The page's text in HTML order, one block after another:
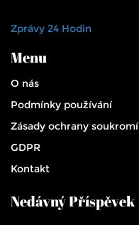
Zprávy 24 Hodin
Menu
O nás
Podmínky používání
Zásady ochrany soukromí
GDPR
Kontakt
Nedávný Příspěvek